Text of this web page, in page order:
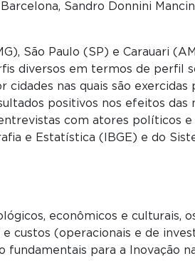
Sandro Donnini
São Paulo (SP) e Carauari
diversos em termos de perfil
nas quais são
positivos nos efeitos das
com atores políticos
e Estatística (IBGE) e do
econômicos e culturais,
custos (operacionais e de
para a Inovação